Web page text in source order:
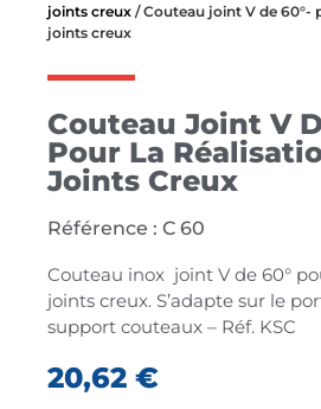
joints creux / Couteau joint V de 60°-
joints creux
Couteau Joint V
Pour La
Joints Creux
Référence : C 60
Couteau inox joint V de 60°
joints creux. S’adapte sur le
support couteaux – Réf. KSC
20,62 €